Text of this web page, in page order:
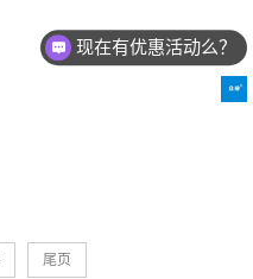
尾页
现在有优惠活动么？